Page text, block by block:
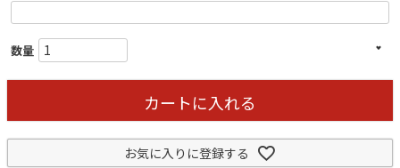
カートに入れる
お気に入りに登録する